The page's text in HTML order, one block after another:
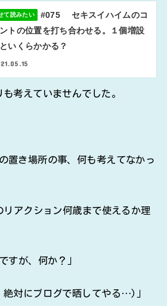
て読みたい
#075 セキスイハイムのコ
トの位置を打ち合わせる。１個増設
いくらかかる？
考えていませんでした。
置き場所の事、何も考えてなかっ
リアクション何歳まで使えるか理
すが、何か？」
絶対にブログで晒してやる…)」